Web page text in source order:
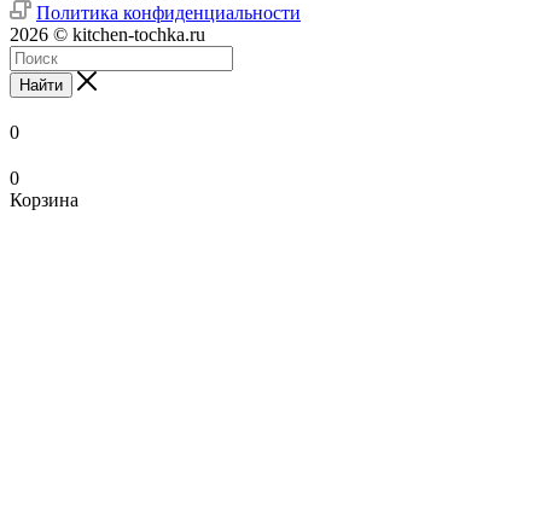
Политика конфиденциальности
2026 © kitchen-tochka.ru
Найти
0
0
Корзина